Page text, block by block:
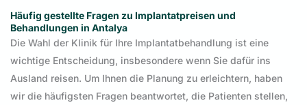
Häufig gestellte Fragen zu Implantatpreisen und
Behandlungen in Antalya
Die Wahl der Klinik für Ihre Implantatbehandlung ist eine
wichtige Entscheidung, insbesondere wenn Sie dafür ins
Ausland reisen. Um Ihnen die Planung zu erleichtern, haben
wir die häufigsten Fragen beantwortet, die Patienten stellen,